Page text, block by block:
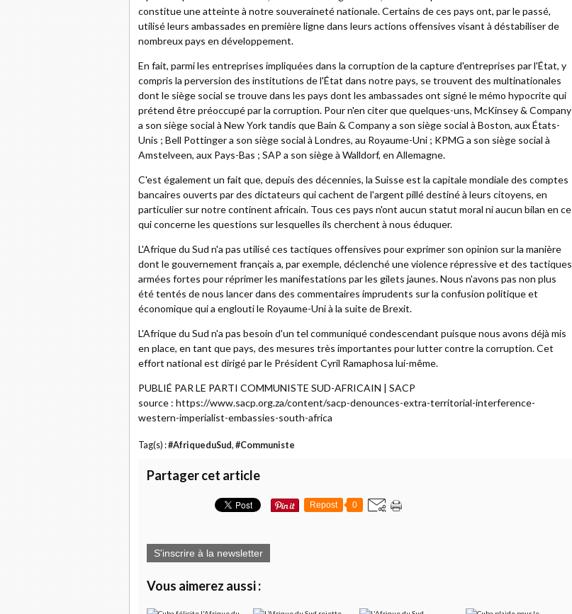
constitue une atteinte à notre souveraineté nationale. Certains de ces pays ont, par le passé,
utilisé leurs ambassades en première ligne dans leurs actions offensives visant à déstabiliser de
nombreux pays en développement.
En fait, parmi les entreprises impliquées dans la corruption de la capture d'entreprises par l'État, y
compris la perversion des institutions de l'État dans notre pays, se trouvent des multinationales
dont le siège social se trouve dans les pays dont les ambassades ont signé le mémo hypocrite qui
prétend être préoccupé par la corruption. Pour n'en citer que quelques-uns, McKinsey & Company
a son siège social à New York tandis que Bain & Company a son siège social à Boston, aux États-
Unis ; Bell Pottinger a son siège social à Londres, au Royaume-Uni ; KPMG a son siège social à
Amstelveen, aux Pays-Bas ; SAP a son siège à Walldorf, en Allemagne.
C'est également un fait que, depuis des décennies, la Suisse est la capitale mondiale des comptes
bancaires ouverts par des dictateurs qui cachent de l'argent pillé destiné à leurs citoyens, en
particulier sur notre continent africain. Tous ces pays n'ont aucun statut moral ni aucun bilan en ce
qui concerne les questions sur lesquelles ils cherchent à nous éduquer.
L'Afrique du Sud n'a pas utilisé ces tactiques offensives pour exprimer son opinion sur la manière
dont le gouvernement français a, par exemple, déclenché une violence répressive et des tactiques
armées fortes pour réprimer les manifestations par les gilets jaunes. Nous n'avons pas non plus
été tentés de nous lancer dans des commentaires imprudents sur la confusion politique et
économique qui a englouti le Royaume-Uni à la suite de Brexit.
L'Afrique du Sud n'a pas besoin d'un tel communiqué condescendant puisque nous avons déjà mis
en place, en tant que pays, des mesures très importantes pour lutter contre la corruption. Cet
effort national est dirigé par le Président Cyril Ramaphosa lui-même.
PUBLIÉ PAR LE PARTI COMMUNISTE SUD-AFRICAIN | SACP
source : https://www.sacp.org.za/content/sacp-denounces-extra-territorial-interference-
western-imperialist-embassies-south-africa
Tag(s) :#AfriqueduSud, #Communiste
Partager cet article
Repost 0
S'inscrire à la newsletter
Vous aimerez aussi :